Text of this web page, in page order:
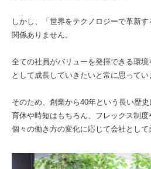
しかし、「世界をテクノロジーで革新
関係ありません。
全ての社員がバリューを発揮できる環
として成長していきたいと常に思ってい
そのため、創業から40年という長い歴
育休や時短はもちろん、フレックス制
個々の働き方の変化に応じて会社として